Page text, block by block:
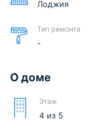
Лоджия
Тип ремонта
-
О доме
Этаж
4 из 5